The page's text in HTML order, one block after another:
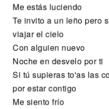
Me estás luciendo
Te invito a un leño pero
viajar el cielo
Con alguien nuevo
Noche en desvelo por ti
Si tú supieras to'as las
por estar contigo
Me siento frío